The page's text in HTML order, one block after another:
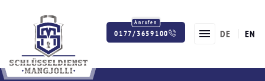
0177/3659100 DE EN